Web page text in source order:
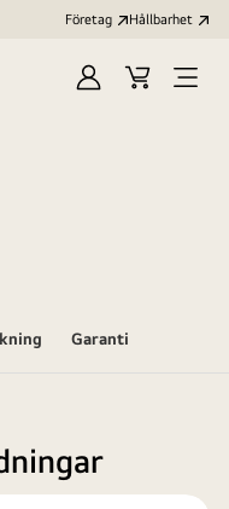
Företag Hållbarhet
LoggaKundvagn
Garanti